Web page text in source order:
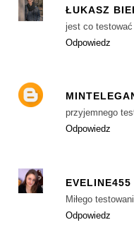
ŁUKASZ
jest co
Odpowiedz
przyjemnego
Odpowiedz
EVELINE455
Miłego
Odpowiedz